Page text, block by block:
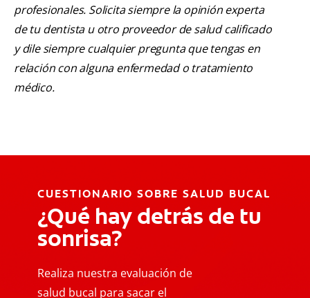
profesionales. Solicita siempre la opinión experta
de tu dentista u otro proveedor de salud calificado
y dile siempre cualquier pregunta que tengas en
relación con alguna enfermedad o tratamiento
médico.
CUESTIONARIO SOBRE SALUD BUCAL
¿Qué hay detrás de tu
sonrisa?
Realiza nuestra evaluación de
salud bucal para sacar el